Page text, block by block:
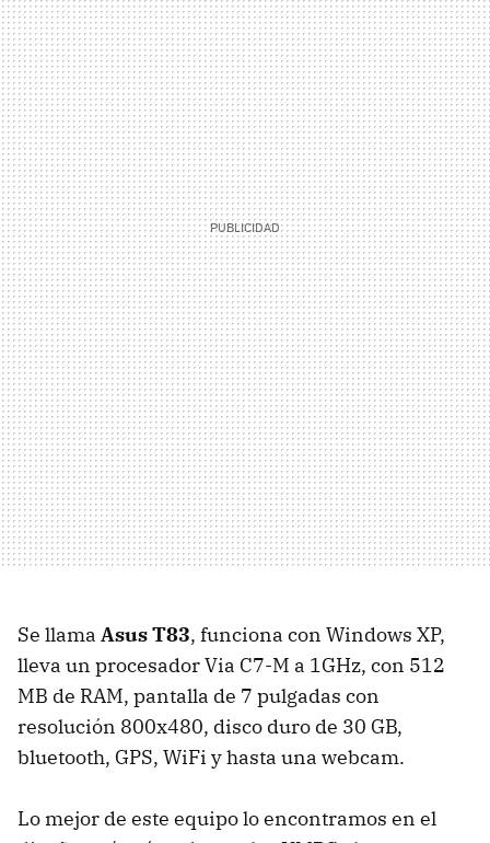
Se llama Asus T83, funciona con Windows XP,
lleva un procesador Via C7-M a 1GHz, con 512
MB de RAM, pantalla de 7 pulgadas con
resolución 800x480, disco duro de 30 GB,
bluetooth, GPS, WiFi y hasta una webcam.
Lo mejor de este equipo lo encontramos en el